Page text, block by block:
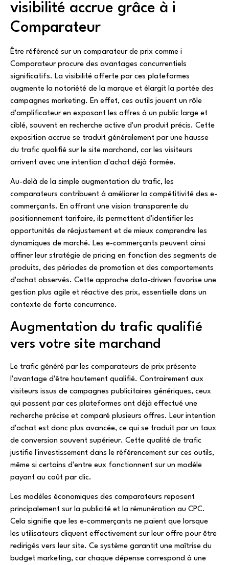
visibilité accrue grâce à i
Comparateur
Être référencé sur un comparateur de prix comme i
Comparateur procure des avantages concurrentiels
significatifs. La visibilité offerte par ces plateformes
augmente la notoriété de la marque et élargit la portée des
campagnes marketing. En effet, ces outils jouent un rôle
d'amplificateur en exposant les offres à un public large et
ciblé, souvent en recherche active d'un produit précis. Cette
exposition accrue se traduit généralement par une hausse
du trafic qualifié sur le site marchand, car les visiteurs
arrivent avec une intention d'achat déjà formée.
Au-delà de la simple augmentation du trafic, les
comparateurs contribuent à améliorer la compétitivité des e-
commerçants. En offrant une vision transparente du
positionnement tarifaire, ils permettent d'identifier les
opportunités de réajustement et de mieux comprendre les
dynamiques de marché. Les e-commerçants peuvent ainsi
affiner leur stratégie de pricing en fonction des segments de
produits, des périodes de promotion et des comportements
d'achat observés. Cette approche data-driven favorise une
gestion plus agile et réactive des prix, essentielle dans un
contexte de forte concurrence.
Augmentation du trafic qualifié
vers votre site marchand
Le trafic généré par les comparateurs de prix présente
l'avantage d'être hautement qualifié. Contrairement aux
visiteurs issus de campagnes publicitaires génériques, ceux
qui passent par ces plateformes ont déjà effectué une
recherche précise et comparé plusieurs offres. Leur intention
d'achat est donc plus avancée, ce qui se traduit par un taux
de conversion souvent supérieur. Cette qualité de trafic
justifie l'investissement dans le référencement sur ces outils,
même si certains d'entre eux fonctionnent sur un modèle
payant au coût par clic.
Les modèles économiques des comparateurs reposent
principalement sur la publicité et la rémunération au CPC.
Cela signifie que les e-commerçants ne paient que lorsque
les utilisateurs cliquent effectivement sur leur offre pour être
redirigés vers leur site. Ce système garantit une maîtrise du
budget marketing, car chaque dépense correspond à une